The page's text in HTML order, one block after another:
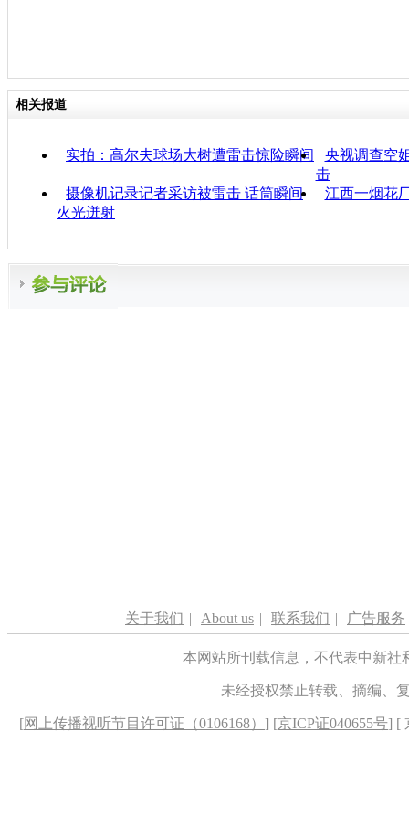
相关报道
实拍：高尔夫球场大树遭雷击惊险瞬间
央视调查空
击
摄像机记录记者采访被雷击 话筒瞬间
火光迸射
江西一烟花
关于我们 | About us | 联系我们 | 广告服务
本网站所刊载信息，不代表中新
未经授权禁止转载、摘编、
[网上传播视听节目许可证（0106168） ] [京ICP证040655号] [